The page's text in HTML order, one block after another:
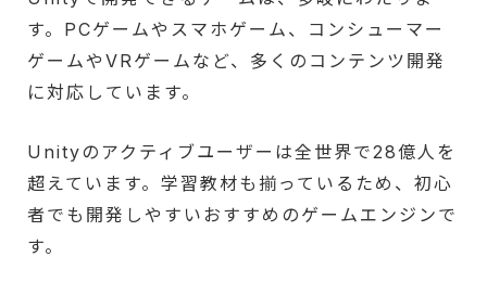
す。PCゲームやスマホゲーム、コンシューマー
ゲームやVRゲームなど、多くのコンテンツ開発
に対応しています。
Unityのアクティブユーザーは全世界で28億人を
超えています。学習教材も揃っているため、初心
者でも開発しやすいおすすめのゲームエンジンで
す。